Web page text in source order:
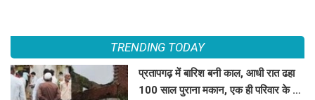
TRENDING TODAY
प्रतापगढ़ में बारिश बनी काल, आधी रात ढहा
100 साल पुराना मकान, एक ही परिवार के 6